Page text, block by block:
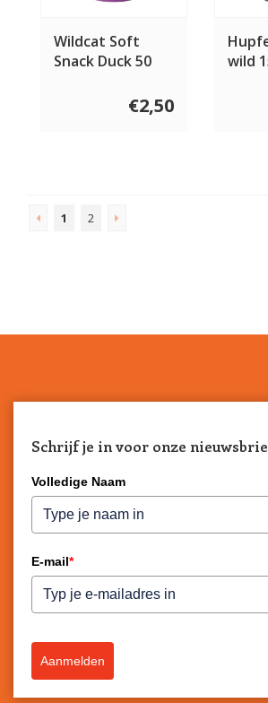
Wildcat Soft
Snack Duck 50
€2,50
wild
1 2
Schrijf je in voor onze
Volledige Naam
E-mail*
Aanmelden